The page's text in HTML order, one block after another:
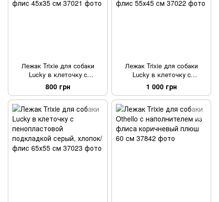
Лежак Trixie для собаки
Lucky в клеточку с
пенопластовой подкладкой
серый хлопок/флис 45х35 см
800 грн
Лежак Trixie для собаки
Lucky в клеточку с
пенопластовой подкладкой
серый хлопок/флис 55х45 см
1 000 грн